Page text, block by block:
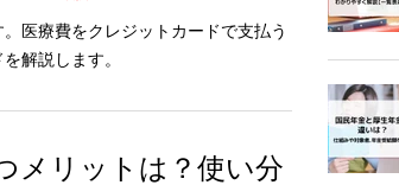
医療費をクレジットカードで支払う
解説します。
メリットは？使い分